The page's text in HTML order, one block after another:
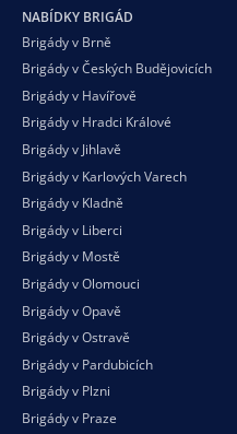
NABÍDKY BRIGÁD
Brigády v Brně
Brigády v Českých Budějovicích
Brigády v Havířově
Brigády v Hradci Králové
Brigády v Jihlavě
Brigády v Karlových Varech
Brigády v Kladně
Brigády v Liberci
Brigády v Mostě
Brigády v Olomouci
Brigády v Opavě
Brigády v Ostravě
Brigády v Pardubicích
Brigády v Plzni
Brigády v Praze